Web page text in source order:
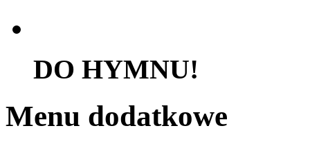
DO HYMNU!
Menu dodatkowe